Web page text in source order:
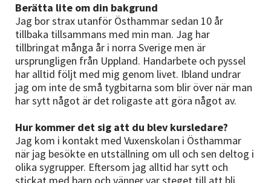
Lyssna
Berätta lite om din bakgrund
Jag bor strax utanför Östhammar sedan 10 år
tillbaka tillsammans med min man. Jag har
tillbringat många år i norra Sverige men är
ursprungligen från Uppland. Handarbete och pyssel
har alltid följt med mig genom livet. Ibland undrar
jag om inte de små tygbitarna som blir över när man
har sytt något är det roligaste att göra något av.
Hur kommer det sig att du blev kursledare?
Jag kom i kontakt med Vuxenskolan i Östhammar
när jag besökte en utställning om ull och sen deltog i
olika sygrupper. Eftersom jag alltid har sytt och